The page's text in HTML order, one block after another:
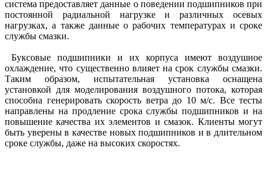
система предоставляет данные о поведении подшипников при
постоянной радиальной нагрузке и различных осевых
нагрузках, а также данные о рабочих температурах и сроке
службы смазки.
Буксовые подшипники и их корпуса имеют воздушное
охлаждение, что существенно влияет на срок службы смазки.
Таким образом, испытательная установка оснащена
установкой для моделирования воздушного потока, которая
способна генерировать скорость ветра до 10 м/с. Все тесты
направлены на продление срока службы подшипников и на
повышение качества их элементов и смазок. Клиенты могут
быть уверены в качестве новых подшипников и в длительном
сроке службы, даже на высоких скоростях.